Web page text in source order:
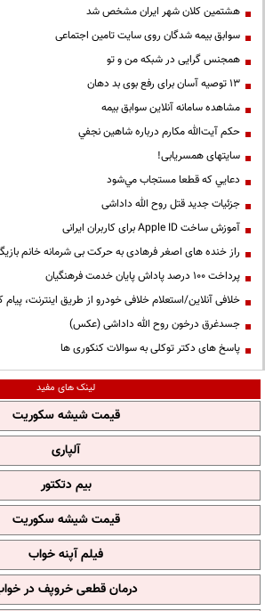
هشتمین کلان شهر ایران مشخص شد
سوابق بیمه شدگان روی سایت تامین اجتماعی
همجنس گرایی در شبکه من و تو
13 توصیه آسان برای رفع بوی بد دهان
مشاهده سامانه آنلاين سوابق بیمه
حكم آيت‌الله مكارم درباره شاهين نجفي
سایتهای همسریابی!
دعايي كه قطعا مستجاب مي‌شود
جزئیات جدید قتل روح الله داداشی
آموزش ساخت Apple ID برای کاربران ایرانی
راز خنده های اصغر فرهادی به حرکت بی شرمانه خانم
پرداخت ۱۰۰ درصد پاداش پایان خدمت فرهنگیان
خلافی آنلاین/استعلام خلافی خودرو از طریق اینترنت، پیام
جسدغرق درخون روح الله داداشی (عکس)
پاسخ های دکتر توکلی به سوالات کنکوری ها
لینک های مفید
قیمت شیشه سکوریت
آلپاری
بیم دتکتور
قیمت شیشه سکوریت
فیلم آپنه خواب
درمان قطعی خروپف در